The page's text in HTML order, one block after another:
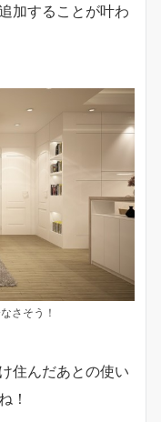
加することが叶わ
さそう！
住んだあとの使い
！